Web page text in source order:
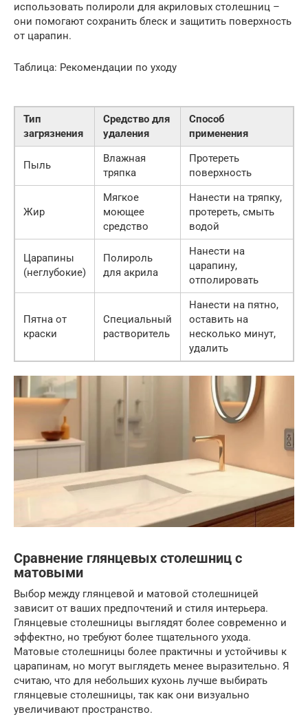
использовать полироли для акриловых столешниц –
они помогают сохранить блеск и защитить поверхность
от царапин.
Таблица: Рекомендации по уходу
Тип
загрязнения
Средство для
удаления
Способ
применения
Пыль
Влажная
тряпка
Протереть
поверхность
Жир
Мягкое
моющее
средство
Нанести на тряпку,
протереть, смыть
водой
Царапины
(неглубокие)
Полироль
для акрила
Нанести на
царапину,
отполировать
Пятна от
краски
Специальный
растворитель
Нанести на пятно,
оставить на
несколько минут,
удалить
Сравнение глянцевых столешниц с
матовыми
Выбор между глянцевой и матовой столешницей
зависит от ваших предпочтений и стиля интерьера.
Глянцевые столешницы выглядят более современно и
эффектно, но требуют более тщательного ухода.
Матовые столешницы более практичны и устойчивы к
царапинам, но могут выглядеть менее выразительно. Я
считаю, что для небольших кухонь лучше выбирать
глянцевые столешницы, так как они визуально
увеличивают пространство.